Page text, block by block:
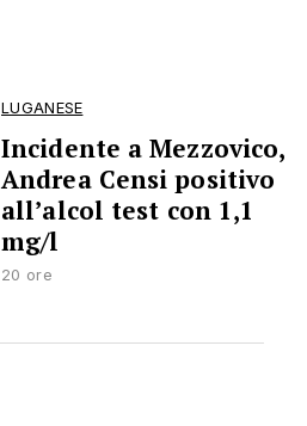
LUGANESE
Incidente a Mezzovico,
Andrea Censi positivo
all’alcol test con 1,1
mg/l
20 ore